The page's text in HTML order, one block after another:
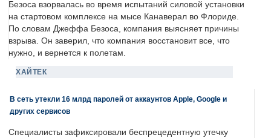
Безоса взорвалась во время испытаний силовой установки
на стартовом комплексе на мысе Канаверал во Флориде.
По словам Джеффа Безоса, компания выясняет причины
взрыва. Он заверил, что компания восстановит все, что
нужно, и вернется к полетам.
ХАЙТЕК
В сеть утекли 16 млрд паролей от аккаунтов Apple, Google и
других сервисов
Специалисты зафиксировали беспрецедентную утечку